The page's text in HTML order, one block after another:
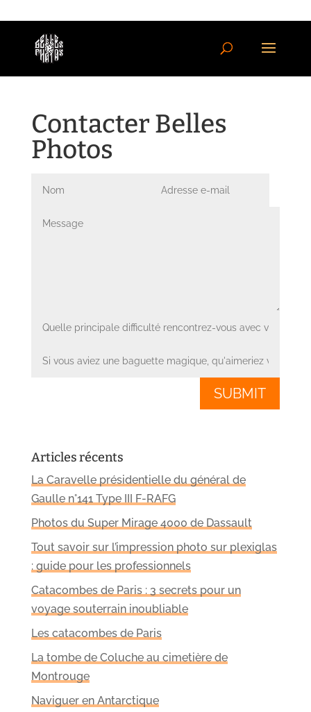
Contacter Belles
Photos
SUBMIT
Articles récents
La Caravelle présidentielle du général de
Gaulle n°141 Type III F-RAFG
Photos du Super Mirage 4000 de Dassault
Tout savoir sur l’impression photo sur plexiglas
: guide pour les professionnels
Catacombes de Paris : 3 secrets pour un
voyage souterrain inoubliable
Les catacombes de Paris
La tombe de Coluche au cimetière de
Montrouge
Naviguer en Antarctique